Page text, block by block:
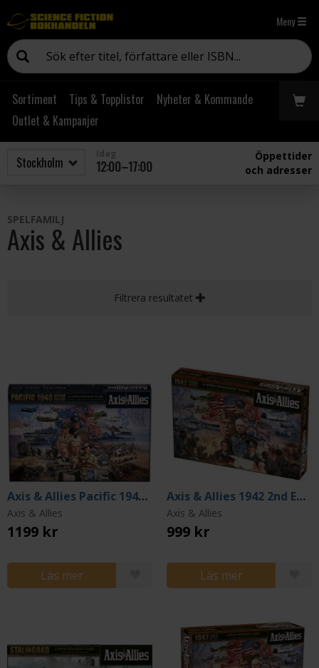
Meny
Sortiment Tips & Topplistor
Nyheter & Kommande
Outlet & Kampanjer
12:00–17:00
Öppettider
och adresser
SPELFAMILJ
Axis & Allies
Filtrera resultatet
Axis & Allies Pacific 1940 2nd Edition
Axis & Allies
1199 kr
Läs mer
Axis & Allies 1942 2nd Edition
Axis & Allies
999 kr
Läs mer